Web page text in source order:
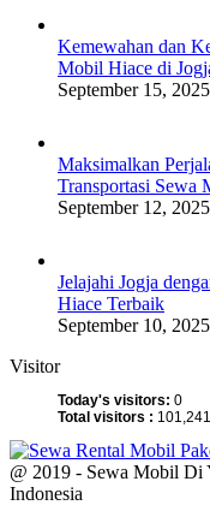
Kemewahan dan
Mobil Hiace di
September 15, 2025
Maksimalkan
Transportasi Sewa
September 12, 2025
Jelajahi Jogja
Hiace Terbaik
September 10, 2025
Visitor
Today's visitors: 0
Total visitors : 101,241
@ 2019 - Sewa Mobil Di
Indonesia